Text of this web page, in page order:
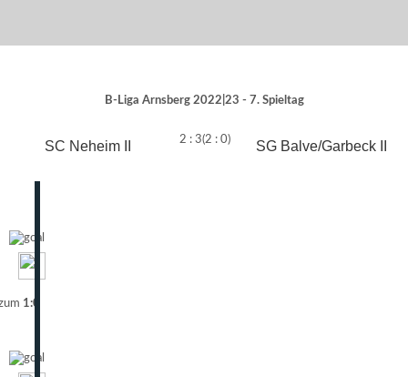
B-Liga Arnsberg 2022|23 - 7. Spieltag
SC Neheim II 2 : 3(2 : 0) SG Balve/Garbeck II
1:0